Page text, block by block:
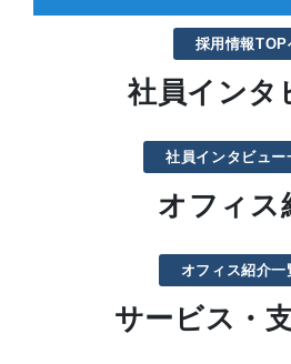
採用情報TOP
社員インタ
社員インタビュー
オフィス
オフィス紹介一
サービス・